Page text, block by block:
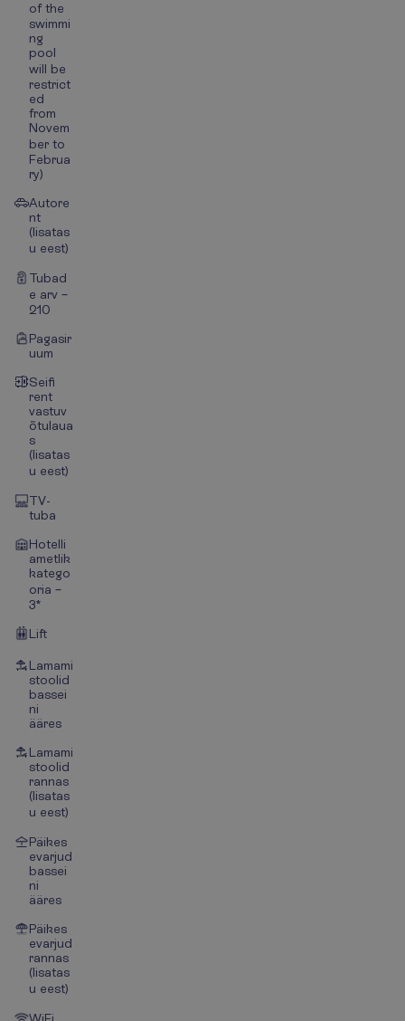
of the
swimmi
ng
pool
will be
restrict
ed
from
Novem
ber to
Februa
ry)
Autore
nt
(lisatas
u eest)
Tubad
e arv –
210
Pagasir
uum
Seifi
rent
vastuv
õtulaua
s
(lisatas
u eest)
TV-
tuba
Hotelli
ametlik
katego
oria –
3*
Lift
Lamami
stoolid
bassei
ni
ääres
Lamami
stoolid
rannas
(lisatas
u eest)
Päikes
evarjud
bassei
ni
ääres
Päikes
evarjud
rannas
(lisatas
u eest)